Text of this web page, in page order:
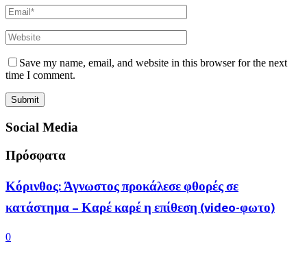
Save my name, email, and website in this browser for the next
time I comment.
Social Media
Πρόσφατα
Κόρινθος: Άγνωστος προκάλεσε φθορές σε
κατάστημα – Καρέ καρέ η επίθεση (video-φωτο)
0